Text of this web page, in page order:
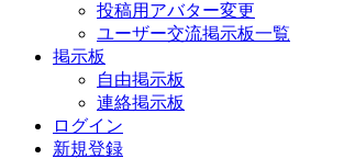
投稿用アバター変更
ユーザー交流掲示板一覧
掲示板
自由掲示板
連絡掲示板
ログイン
新規登録